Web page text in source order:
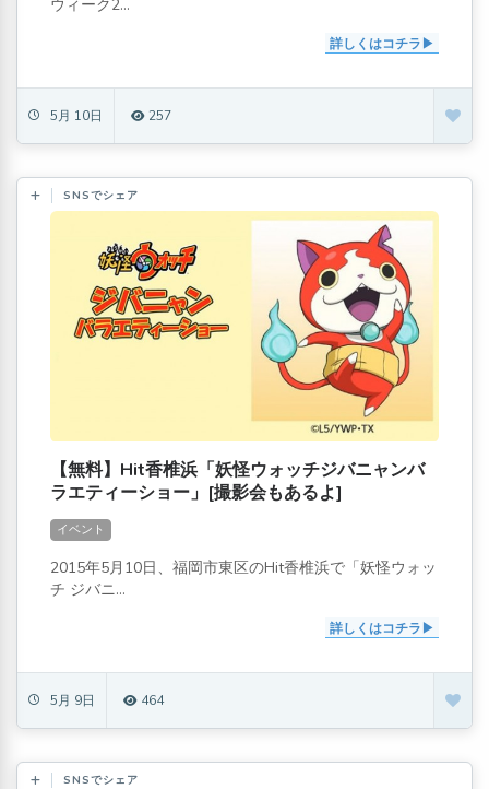
ウィーク2...
詳しくはコチラ
5月 10日 257
SNSでシェア
【無料】Hit香椎浜「妖怪ウォッチジバニャンバ
ラエティーショー」[撮影会もあるよ]
イベント
2015年5月10日、福岡市東区のHit香椎浜で「妖怪ウォッ
チ ジバニ...
詳しくはコチラ
5月 9日 464
SNSでシェア